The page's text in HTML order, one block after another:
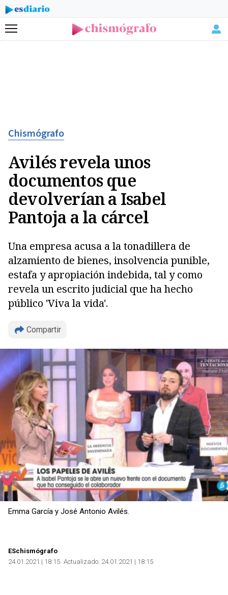
Menú
Chismógrafo
Avilés revela unos
documentos que
devolverían a Isabel
Pantoja a la cárcel
Una empresa acusa a la tonadillera de
alzamiento de bienes, insolvencia punible,
estafa y apropiación indebida, tal y como
revela un escrito judicial que ha hecho
público 'Viva la vida'.
Compartir
Copiar
Emma García y José Antonio Avilés.
ESchismógrafo
24.01.2021 | 18:15 Actualizado: 24.01.2021 | 18:15